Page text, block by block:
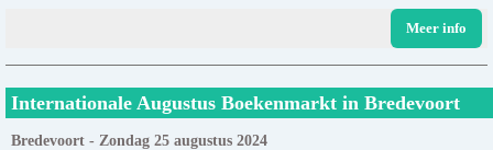
Meer info
Internationale Augustus Boekenmarkt in Bredevoort
Bredevoort - Zondag 25 augustus 2024